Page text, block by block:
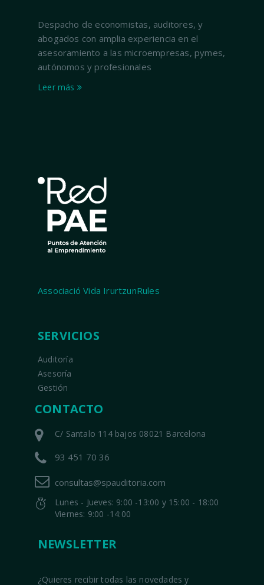
Despacho de economistas, auditores, y
abogados con amplia experiencia en el
asesoramiento a las microempresas, pymes,
autónomos y profesionales
Leer más
Associació Vida IrurtzunRules
SERVICIOS
Auditoría
Asesoría
Gestión
CONTACTO
C/ Santalo 114 bajos 08021 Barcelona
93 451 70 36
consultas@spauditoria.com
Lunes - Jueves: 9:00 -13:00 y 15:00 - 18:00
Viernes: 9:00 -14:00
NEWSLETTER
¿Quieres recibir todas las novedades y